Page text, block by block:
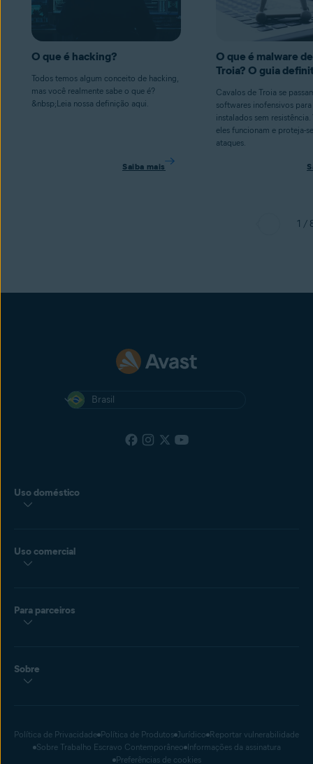
O que é hacking?
Todos temos algum conceito de hacking,
mas você realmente sabe o que é?
&nbsp;Leia nossa definição aqui.
Saiba mais
O que é malware
Troia? O guia
Cavalos de Troia se
softwares inofensivos
instalados sem
eles funcionam e proteja-
ataques.
1 /
Brasil
Uso doméstico
Uso comercial
Para parceiros
Sobre
Política de Privacidade Política de Produtos Jurídico Reportar vulnerabilidade
Sobre Trabalho Escravo Contemporâneo Informações da assinatura
Preferências de cookies